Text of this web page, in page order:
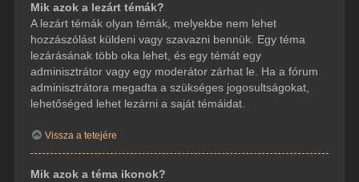
Mik azok a lezárt témák?
A lezárt témák olyan témák, melyekbe nem lehet
hozzászólást küldeni vagy szavazni bennük. Egy téma
lezárásának több oka lehet, és egy témát egy
adminisztrátor vagy egy moderátor zárhat le. Ha a fórum
adminisztrátora megadta a szükséges jogosultságokat,
lehetőséged lehet lezárni a saját témáidat.
Vissza a tetejére
Mik azok a téma ikonok?